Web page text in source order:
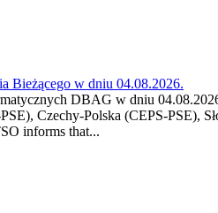
Bieżącego w dniu 04.08.2026.
DBAG w dniu
Czechy-Polska (CEPS-PSE),
informs that...